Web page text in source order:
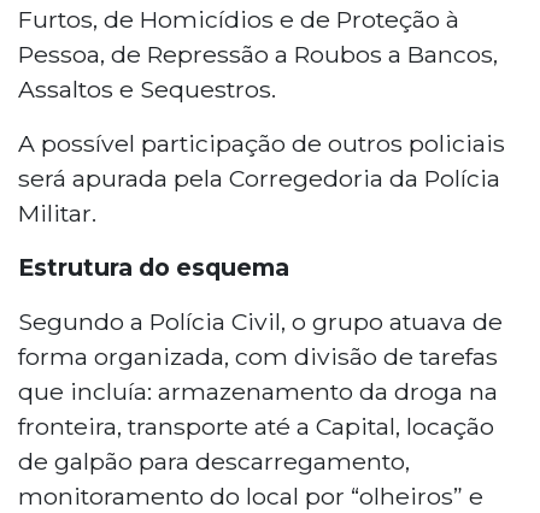
Furtos, de Homicídios e de Proteção à
Pessoa, de Repressão a Roubos a Bancos,
Assaltos e Sequestros.
A possível participação de outros policiais
será apurada pela Corregedoria da Polícia
Militar.
Estrutura do esquema
Segundo a Polícia Civil, o grupo atuava de
forma organizada, com divisão de tarefas
que incluía: armazenamento da droga na
fronteira, transporte até a Capital, locação
de galpão para descarregamento,
monitoramento do local por “olheiros” e